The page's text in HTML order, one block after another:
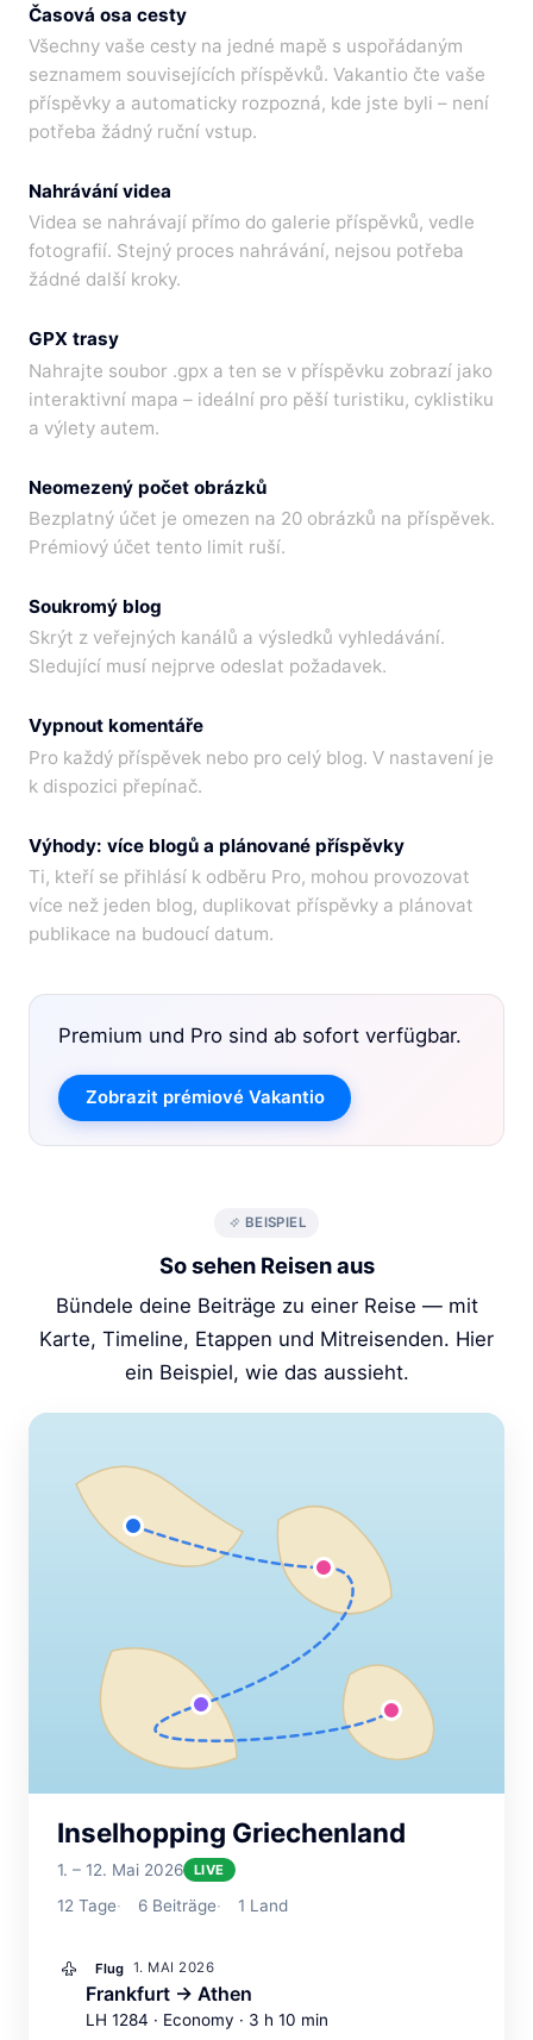
Časová osa cesty
Všechny vaše cesty na jedné mapě s uspořádaným
seznamem souvisejících příspěvků. Vakantio čte vaše
příspěvky a automaticky rozpozná, kde jste byli – není
potřeba žádný ruční vstup.
Nahrávání videa
Videa se nahrávají přímo do galerie příspěvků, vedle
fotografií. Stejný proces nahrávání, nejsou potřeba
žádné další kroky.
GPX trasy
Nahrajte soubor .gpx a ten se v příspěvku zobrazí jako
interaktivní mapa – ideální pro pěší turistiku, cyklistiku
a výlety autem.
Neomezený počet obrázků
Bezplatný účet je omezen na 20 obrázků na příspěvek.
Prémiový účet tento limit ruší.
Soukromý blog
Skrýt z veřejných kanálů a výsledků vyhledávání.
Sledující musí nejprve odeslat požadavek.
Vypnout komentáře
Pro každý příspěvek nebo pro celý blog. V nastavení je
k dispozici přepínač.
Výhody: více blogů a plánované příspěvky
Ti, kteří se přihlásí k odběru Pro, mohou provozovat
více než jeden blog, duplikovat příspěvky a plánovat
publikace na budoucí datum.
Premium und Pro sind ab sofort verfügbar.
Zobrazit prémiové Vakantio
BEISPIEL
So sehen Reisen aus
Bündele deine Beiträge zu einer Reise — mit
Karte, Timeline, Etappen und Mitreisenden. Hier
ein Beispiel, wie das aussieht.
Inselhopping Griechenland
1. – 12. Mai 2026 LIVE
12 Tage 6 Beiträge 1 Land
Flug 1. MAI 2026
Frankfurt → Athen
LH 1284 · Economy · 3 h 10 min